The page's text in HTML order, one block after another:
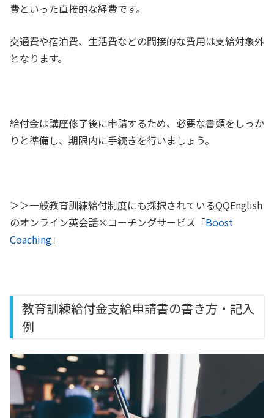
費といった直接的な経費です。
交通費や宿泊費、生活費などの間接的な費用は支給対象外
となります。
給付金は講座修了後に申請するため、必要な書類をしっか
りと準備し、期限内に手続きを行いましょう。
＞＞一般教育訓練給付制度にも採択されているQQEnglish
のオンライン英会話×コーチングサービス「Boost
Coaching」
教育訓練給付金支給申請書の書き方・記入
例